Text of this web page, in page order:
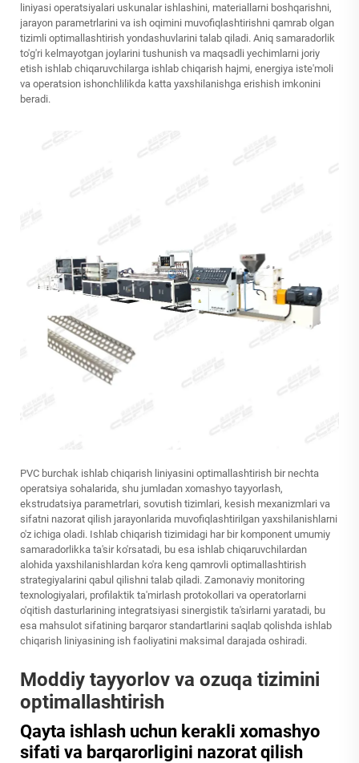
liniyasi operatsiyalari uskunalar ishlashini, materiallarni boshqarishni,
jarayon parametrlarini va ish oqimini muvofiqlashtirishni qamrab olgan
tizimli optimallashtirish yondashuvlarini talab qiladi. Aniq samaradorlik
to'g'ri kelmayotgan joylarini tushunish va maqsadli yechimlarni joriy
etish ishlab chiqaruvchilarga ishlab chiqarish hajmi, energiya iste'moli
va operatsion ishonchlilikda katta yaxshilanishga erishish imkonini
beradi.
PVC burchak ishlab chiqarish liniyasini optimallashtirish bir nechta
operatsiya sohalarida, shu jumladan xomashyo tayyorlash,
ekstrudatsiya parametrlari, sovutish tizimlari, kesish mexanizmlari va
sifatni nazorat qilish jarayonlarida muvofiqlashtirilgan yaxshilanishlarni
o'z ichiga oladi. Ishlab chiqarish tizimidagi har bir komponent umumiy
samaradorlikka ta'sir ko'rsatadi, bu esa ishlab chiqaruvchilardan
alohida yaxshilanishlardan ko'ra keng qamrovli optimallashtirish
strategiyalarini qabul qilishni talab qiladi. Zamonaviy monitoring
texnologiyalari, profilaktik ta'mirlash protokollari va operatorlarni
o'qitish dasturlarining integratsiyasi sinergistik ta'sirlarni yaratadi, bu
esa mahsulot sifatining barqaror standartlarini saqlab qolishda ishlab
chiqarish liniyasining ish faoliyatini maksimal darajada oshiradi.
Moddiy tayyorlov va ozuqa tizimini
optimallashtirish
Qayta ishlash uchun kerakli xomashyo
sifati va barqarorligini nazorat qilish